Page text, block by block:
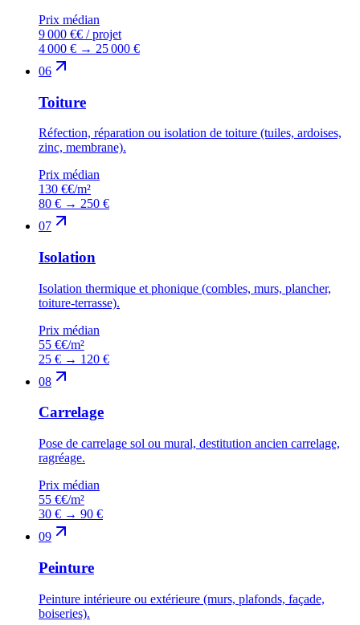
Prix médian
9 000 €€ / projet
4 000 € → 25 000 €
06
Toiture
Réfection, réparation ou isolation de toiture (tuiles, ardoises,
zinc, membrane).
Prix médian
130 €€/m²
80 € → 250 €
07
Isolation
Isolation thermique et phonique (combles, murs, plancher,
toiture-terrasse).
Prix médian
55 €€/m²
25 € → 120 €
08
Carrelage
Pose de carrelage sol ou mural, destitution ancien carrelage,
ragréage.
Prix médian
55 €€/m²
30 € → 90 €
09
Peinture
Peinture intérieure ou extérieure (murs, plafonds, façade,
boiseries).